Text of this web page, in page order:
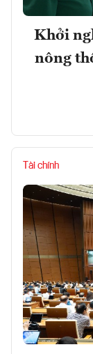
Khởi
nông
Tài chính